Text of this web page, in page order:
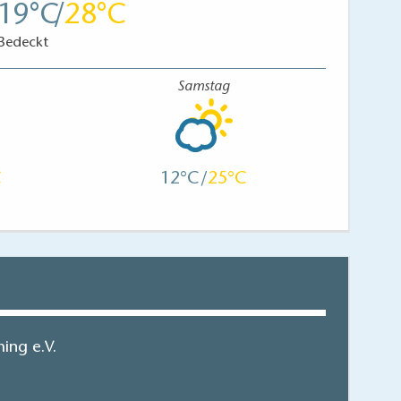
19 28
Bedeckt
Samstag
12 25
e.V.